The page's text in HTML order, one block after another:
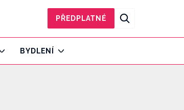
PŘEDPLATNÉ
BYDLENÍ